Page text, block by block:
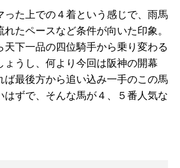
った上での４着という感じで、雨馬
たペースなど条件が向いた印象。
天下一品の四位騎手から乗り変わる
ょうし、何より今回は阪神の開幕
ば最後方から追い込み一手のこの馬
はずで、そんな馬が４、５番人気な